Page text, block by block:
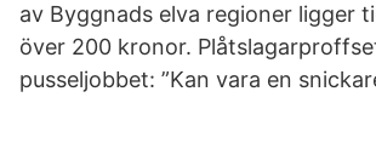
av Byggnads elva regioner ligger
över 200 kronor.
pusseljobbet: ”Kan vara en